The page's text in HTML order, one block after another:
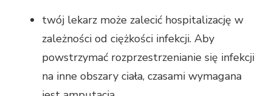
twój lekarz może zalecić hospitalizację w
zależności od ciężkości infekcji. Aby
powstrzymać rozprzestrzenianie się infekcji
na inne obszary ciała, czasami wymagana